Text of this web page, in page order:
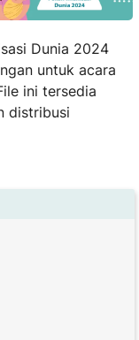
Dunia 2024
untuk acara
ini tersedia
distribusi